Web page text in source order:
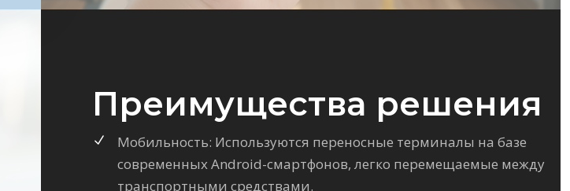
Преимущества решения
Мобильность: Используются переносные терминалы на базе
современных Android-смартфонов, легко перемещаемые между
транспортными средствами.